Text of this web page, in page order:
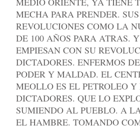
MECHA PARA PRENDER. SUS
REVOLUCIONES COMO LA
DE 100 AÑOS PARA ATRAS.
EMPIESAN CON SU
DICTADORES. ENFERMOS
PODER Y MALDAD. EL
MEOLLO ES EL PETROLEO Y
DICTADORES. QUE LO
SUMIENDO AL PUEBLO. A
EL HAMBRE. TOMANDO